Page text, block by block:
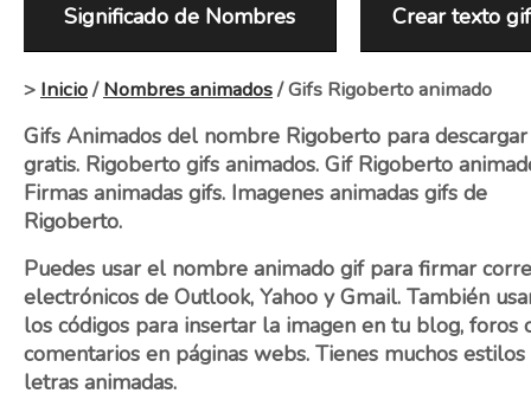
Significado de Nombres Crear texto gif
> Inicio/Nombres animados/ Gifs Rigoberto animado
Gifs Animados del nombre Rigoberto para descargar
gratis. Rigoberto gifs animados. Gif Rigoberto
Firmas animadas gifs. Imagenes animadas gifs de
Rigoberto.
Puedes usar el nombre animado gif para firmar
electrónicos de Outlook, Yahoo y Gmail. También
los códigos para insertar la imagen en tu blog, foros
comentarios en páginas webs. Tienes muchos estilos
letras animadas.